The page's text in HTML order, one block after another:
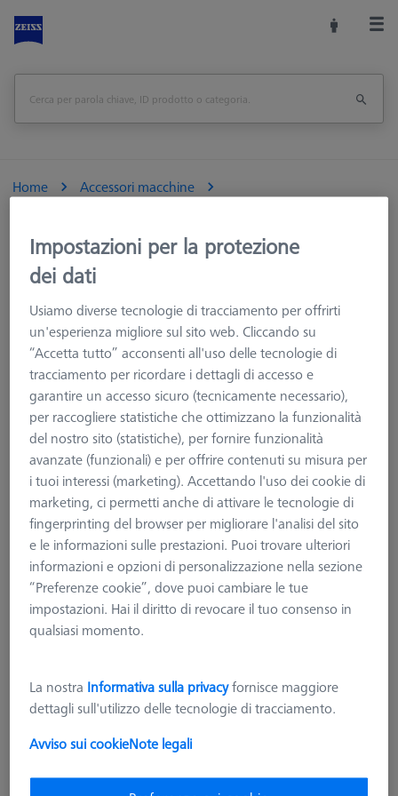
Home
Accessori macchine
Sistemi di fissaggio
Kit fissaggio OmniFix
Kit fissaggio piccoli componenti
Kit EXPERT sistema bloccaggio OmniFix, 50 mm, 22 pezzi
Stampa pagina
Kit EXPERT sistema bloccaggio
OmniFix, 50 mm, 22 pezzi
626170-0010-915
più IVA
Impostazioni per la protezione
dei dati
Usiamo diverse tecnologie di tracciamento per offrirti
un'esperienza migliore sul sito web. Cliccando su
“Accetta tutto” acconsenti all'uso delle tecnologie di
tracciamento per ricordare i dettagli di accesso e
garantire un accesso sicuro (tecnicamente necessario),
per raccogliere statistiche che ottimizzano la funzionalità
del nostro sito (statistiche), per fornire funzionalità
avanzate (funzionali) e per offrire contenuti su misura per
i tuoi interessi (marketing). Accettando l'uso dei cookie di
marketing, ci permetti anche di attivare le tecnologie di
fingerprinting del browser per migliorare l'analisi del sito
e le informazioni sulle prestazioni. Puoi trovare ulteriori
informazioni e opzioni di personalizzazione nella sezione
“Preferenze cookie”, dove puoi cambiare le tue
impostazioni. Hai il diritto di revocare il tuo consenso in
qualsiasi momento.
La nostra Informativa sulla privacyfornisce maggiore
dettagli sull'utilizzo delle tecnologie di tracciamento.
Avviso sui cookieNote legali